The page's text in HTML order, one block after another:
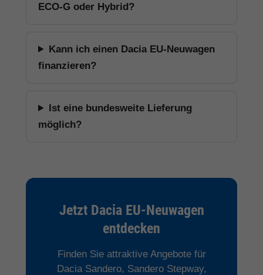
ECO-G oder Hybrid?
Kann ich einen Dacia EU-Neuwagen
finanzieren?
Ist eine bundesweite Lieferung
möglich?
Jetzt Dacia EU-Neuwagen
entdecken
Finden Sie attraktive Angebote für
Dacia Sandero, Sandero Stepway,